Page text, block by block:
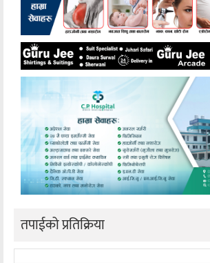
तपाईको प्रतिक्रिया